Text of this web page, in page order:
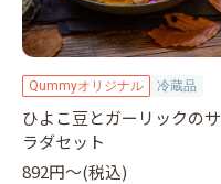
Qummyオリジナル 冷蔵品
ひよこ豆とガーリックのサ
ラダセット
892円〜(税込)